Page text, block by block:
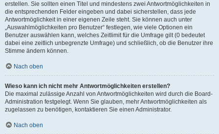
erstellen. Sie sollten einen Titel und mindestens zwei Antwortmöglichkeiten in
die entsprechenden Felder eingeben und dabei sicherstellen, dass jede
Antwortmöglichkeit in einer eigenen Zeile steht. Sie können auch unter
„Auswahlmöglichkeiten pro Benutzer“ festlegen, wie viele Optionen ein
Benutzer auswählen kann, welches Zeitlimit für die Umfrage gilt (0 bedeutet
dabei eine zeitlich unbegrenzte Umfrage) und schließlich, ob die Benutzer ihre
Stimme ändern können.
Nach oben
Wieso kann ich nicht mehr Antwortmöglichkeiten erstellen?
Die maximal zulässige Anzahl von Antwortmöglichkeiten wird durch die Board-
Administration festgelegt. Wenn Sie glauben, mehr Antwortmöglichkeiten als
zugelassen zu benötigen, kontaktieren Sie einen Administrator.
Nach oben